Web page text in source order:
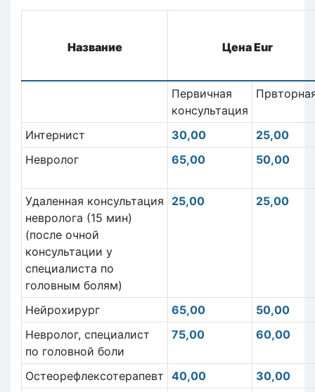
Название Цена Eur
Первичная
консультация
Интернист 30,00
25,00
Невролог
65,00 50,00
Удаленная консультация
невролога (15 мин)
(после очной
консультации у
специалиста по
головным болям)
25,00 25,00
Нейрохирург 65,00
50,00
Невролог, специалист
по головной боли
75,00 60,00
Остеорефлексотерапевт 40,00
30,00